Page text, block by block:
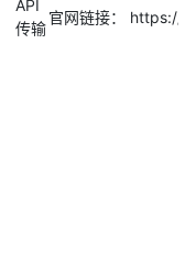
API
传输
官网链接： https://